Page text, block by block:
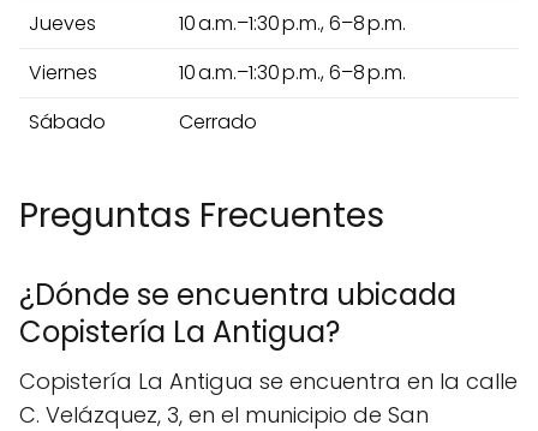
Jueves
10 a.m.–1:30 p.m., 6–8 p.m.
Viernes
10 a.m.–1:30 p.m., 6–8 p.m.
Sábado
Cerrado
Preguntas Frecuentes
¿Dónde se encuentra ubicada
Copistería La Antigua?
Copistería La Antigua se encuentra en la calle
C. Velázquez, 3, en el municipio de San